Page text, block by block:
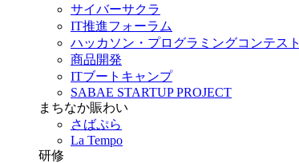
サイバーサクラ
IT推進フォーラム
ハッカソン・プログラミングコンテスト
商品開発
ITブートキャンプ
SABAE STARTUP PROJECT
まちなか賑わい
さばぷら
La Tempo
研修